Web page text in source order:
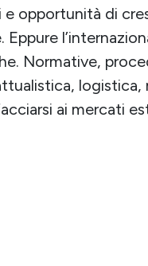
opportunità di
Eppure
Normative,
logistica,
ai mercati